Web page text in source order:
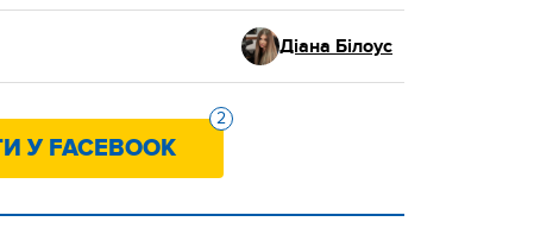
Діана Білоус
2
FACEBOOK